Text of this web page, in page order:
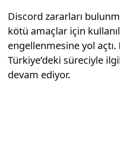
Discord zararları
kötü amaçlar için
engellenmesine yol açtı.
Türkiye’deki süreciyle
devam ediyor.